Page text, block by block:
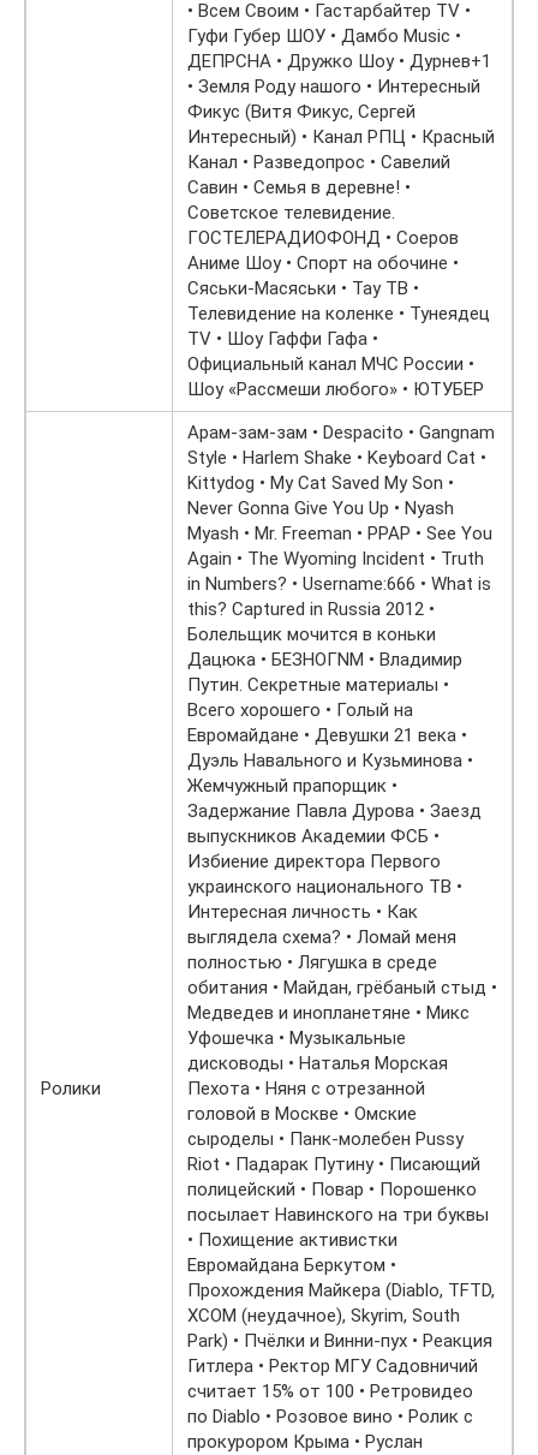
• Всем Своим • Гастарбайтер TV •
Гуфи Губер ШОУ • Дамбо Music •
ДЕПРСНА • Дружко Шоу • Дурнев+1
• Земля Роду нашого • Интересный
Фикус (Витя Фикус, Сергей
Интересный) • Канал РПЦ • Красный
Канал • Разведопрос • Савелий
Савин • Семья в деревне! •
Советское телевидение.
ГОСТЕЛЕРАДИОФОНД • Соеров
Аниме Шоу • Спорт на обочине •
Сяськи-Масяськи • Тау ТВ •
Телевидение на коленке • Тунеядец
TV • Шоу Гаффи Гафа •
Официальный канал МЧС России •
Шоу «Рассмеши любого» • ЮТУБЕР
Ролики
Арам-зам-зам • Despacito • Gangnam
Style • Harlem Shake • Keyboard Cat •
Kittydog • My Cat Saved My Son •
Never Gonna Give You Up • Nyash
Myash • Mr. Freeman • PPAP • See You
Again • The Wyoming Incident • Truth
in Numbers? • Username:666 • What is
this? Captured in Russia 2012 •
Болельщик мочится в коньки
Дацюка • БЕЗНОГNМ • Владимир
Путин. Секретные материалы •
Всего хорошего • Голый на
Евромайдане • Девушки 21 века •
Дуэль Навального и Кузьминова •
Жемчужный прапорщик •
Задержание Павла Дурова • Заезд
выпускников Академии ФСБ •
Избиение директора Первого
украинского национального ТВ •
Интересная личность • Как
выглядела схема? • Ломай меня
полностью • Лягушка в среде
обитания • Майдан, грёбаный стыд •
Медведев и инопланетяне • Микс
Уфошечка • Музыкальные
дисководы • Наталья Морская
Пехота • Няня с отрезанной
головой в Москве • Омские
сыроделы • Панк-молебен Pussy
Riot • Падарак Путину • Писающий
полицейский • Повар • Порошенко
посылает Навинского на три буквы
• Похищение активистки
Евромайдана Беркутом •
Прохождения Майкера (Diablo, TFTD,
XCOM (неудачное), Skyrim, South
Park) • Пчёлки и Винни-пух • Реакция
Гитлера • Ректор МГУ Садовничий
считает 15% от 100 • Ретровидео
по Diablo • Розовое вино • Ролик с
прокурором Крыма • Руслан